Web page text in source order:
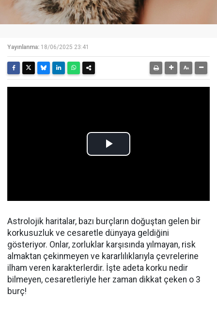
Yayınlanma: 18/06/2025 23:41
Astrolojik haritalar, bazı burçların doğuştan gelen bir
korkusuzluk ve cesaretle dünyaya geldiğini
gösteriyor. Onlar, zorluklar karşısında yılmayan, risk
almaktan çekinmeyen ve kararlılıklarıyla çevrelerine
ilham veren karakterlerdir. İşte adeta korku nedir
bilmeyen, cesaretleriyle her zaman dikkat çeken o 3
burç!